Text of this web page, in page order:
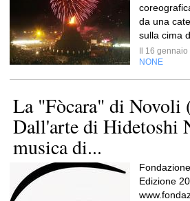
da una
sulla cima
Il 16
NONE
La "Fòcara" di Novoli
Dall'arte di Hidetoshi
musica di...
Edizione